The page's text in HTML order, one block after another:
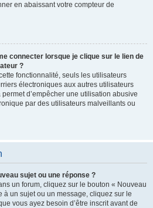
en abaissant votre compteur de
connecter lorsque je clique sur le lien de
?
fonctionnalité, seuls les utilisateurs
électroniques aux autres utilisateurs
d’empêcher une utilisation abusive
par des utilisateurs malveillants ou
sujet ou une réponse ?
un forum, cliquez sur le bouton « Nouveau
un sujet ou un message, cliquez sur le
vous ayez besoin d’être inscrit avant de